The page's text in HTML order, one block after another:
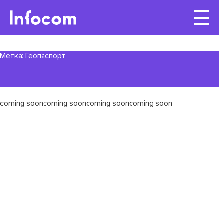
Метка: Геопаспорт
coming sooncoming sooncoming sooncoming soon